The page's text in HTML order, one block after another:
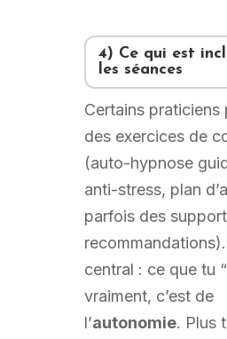
4) Ce qui est
les séances
Certains praticiens
des exercices de
(auto-hypnose
anti-stress, plan
parfois des
central : ce que tu
vraiment, c’est de
l’autonomie. Plus